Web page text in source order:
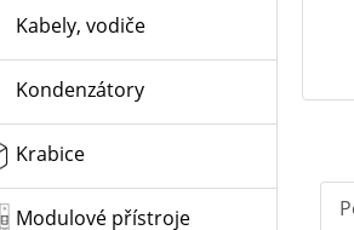
Kabely, vodiče
Kondenzátory
Krabice
Modulové přístroje